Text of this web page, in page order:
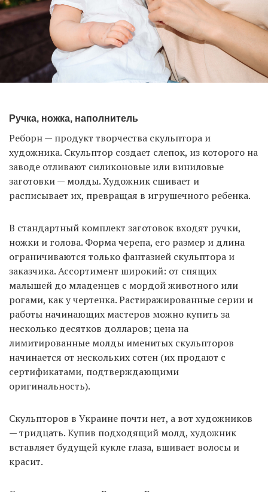
Ручка, ножка, наполнитель
Реборн — продукт творчества скульптора и
художника. Скульптор создает слепок, из которого на
заводе отливают силиконовые или виниловые
заготовки — молды. Художник сшивает и
расписывает их, превращая в игрушечного ребенка.
В стандартный комплект заготовок входят ручки,
ножки и голова. Форма черепа, его размер и длина
ограничиваются только фантазией скульптора и
заказчика. Ассортимент широкий: от спящих
малышей до младенцев с мордой животного или
рогами, как у чертенка. Растиражированные серии и
работы начинающих мастеров можно купить за
несколько десятков долларов; цена на
лимитированные молды именитых скульпторов
начинается от нескольких сотен (их продают с
сертификатами, подтверждающими
оригинальность).
Скульпторов в Украине почти нет, а вот художников
— тридцать. Купив подходящий молд, художник
вставляет будущей кукле глаза, вшивает волосы и
красит.